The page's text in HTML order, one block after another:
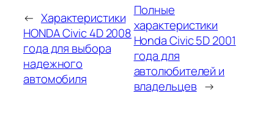
← Характеристики
HONDA Civic 4D 2008
года для выбора
надежного
автомобиля
Полные
характеристики
Honda Civic 5D 2001
года для
автолюбителей и
владельцев →